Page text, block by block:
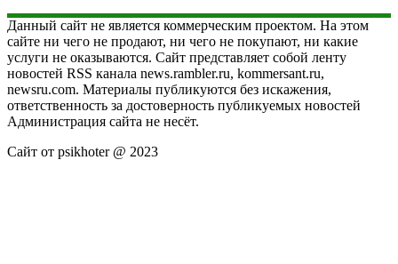
Данный сайт не является коммерческим проектом. На этом
сайте ни чего не продают, ни чего не покупают, ни какие
услуги не оказываются. Сайт представляет собой ленту
новостей RSS канала news.rambler.ru, kommersant.ru,
newsru.com. Материалы публикуются без искажения,
ответственность за достоверность публикуемых новостей
Администрация сайта не несёт.
Сайт от psikhoter @ 2023